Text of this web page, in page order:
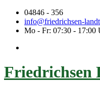
04846 - 356
info@friedrichsen-
Mo - Fr: 07:30 - 17:00
Friedrichsen